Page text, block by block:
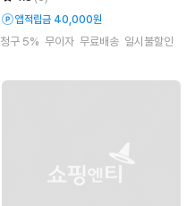
앱적립금 40,000원
청구 5% 무이자 무료배송 일시불할인